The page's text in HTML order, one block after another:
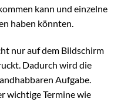
kann und einzelne
haben könnten.
nur auf dem Bildschirm
Dadurch wird die
Aufgabe.
wichtige Termine wie